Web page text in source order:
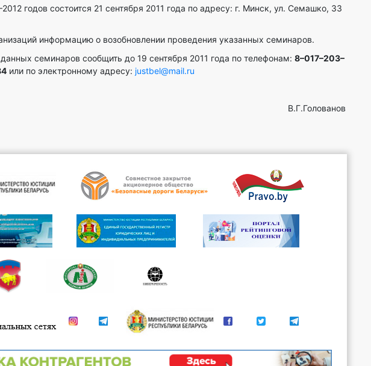
годов состоится 21 сентября 2011 года по адресу: г. Минск, ул. Семашко, 33
информацию о возобновлении проведения указанных семинаров.
семинаров сообщить до 19 сентября 2011 года по телефонам: 8–017–203–
или по электронному адресу: justbel@mail.ru
В.Г.Голованов